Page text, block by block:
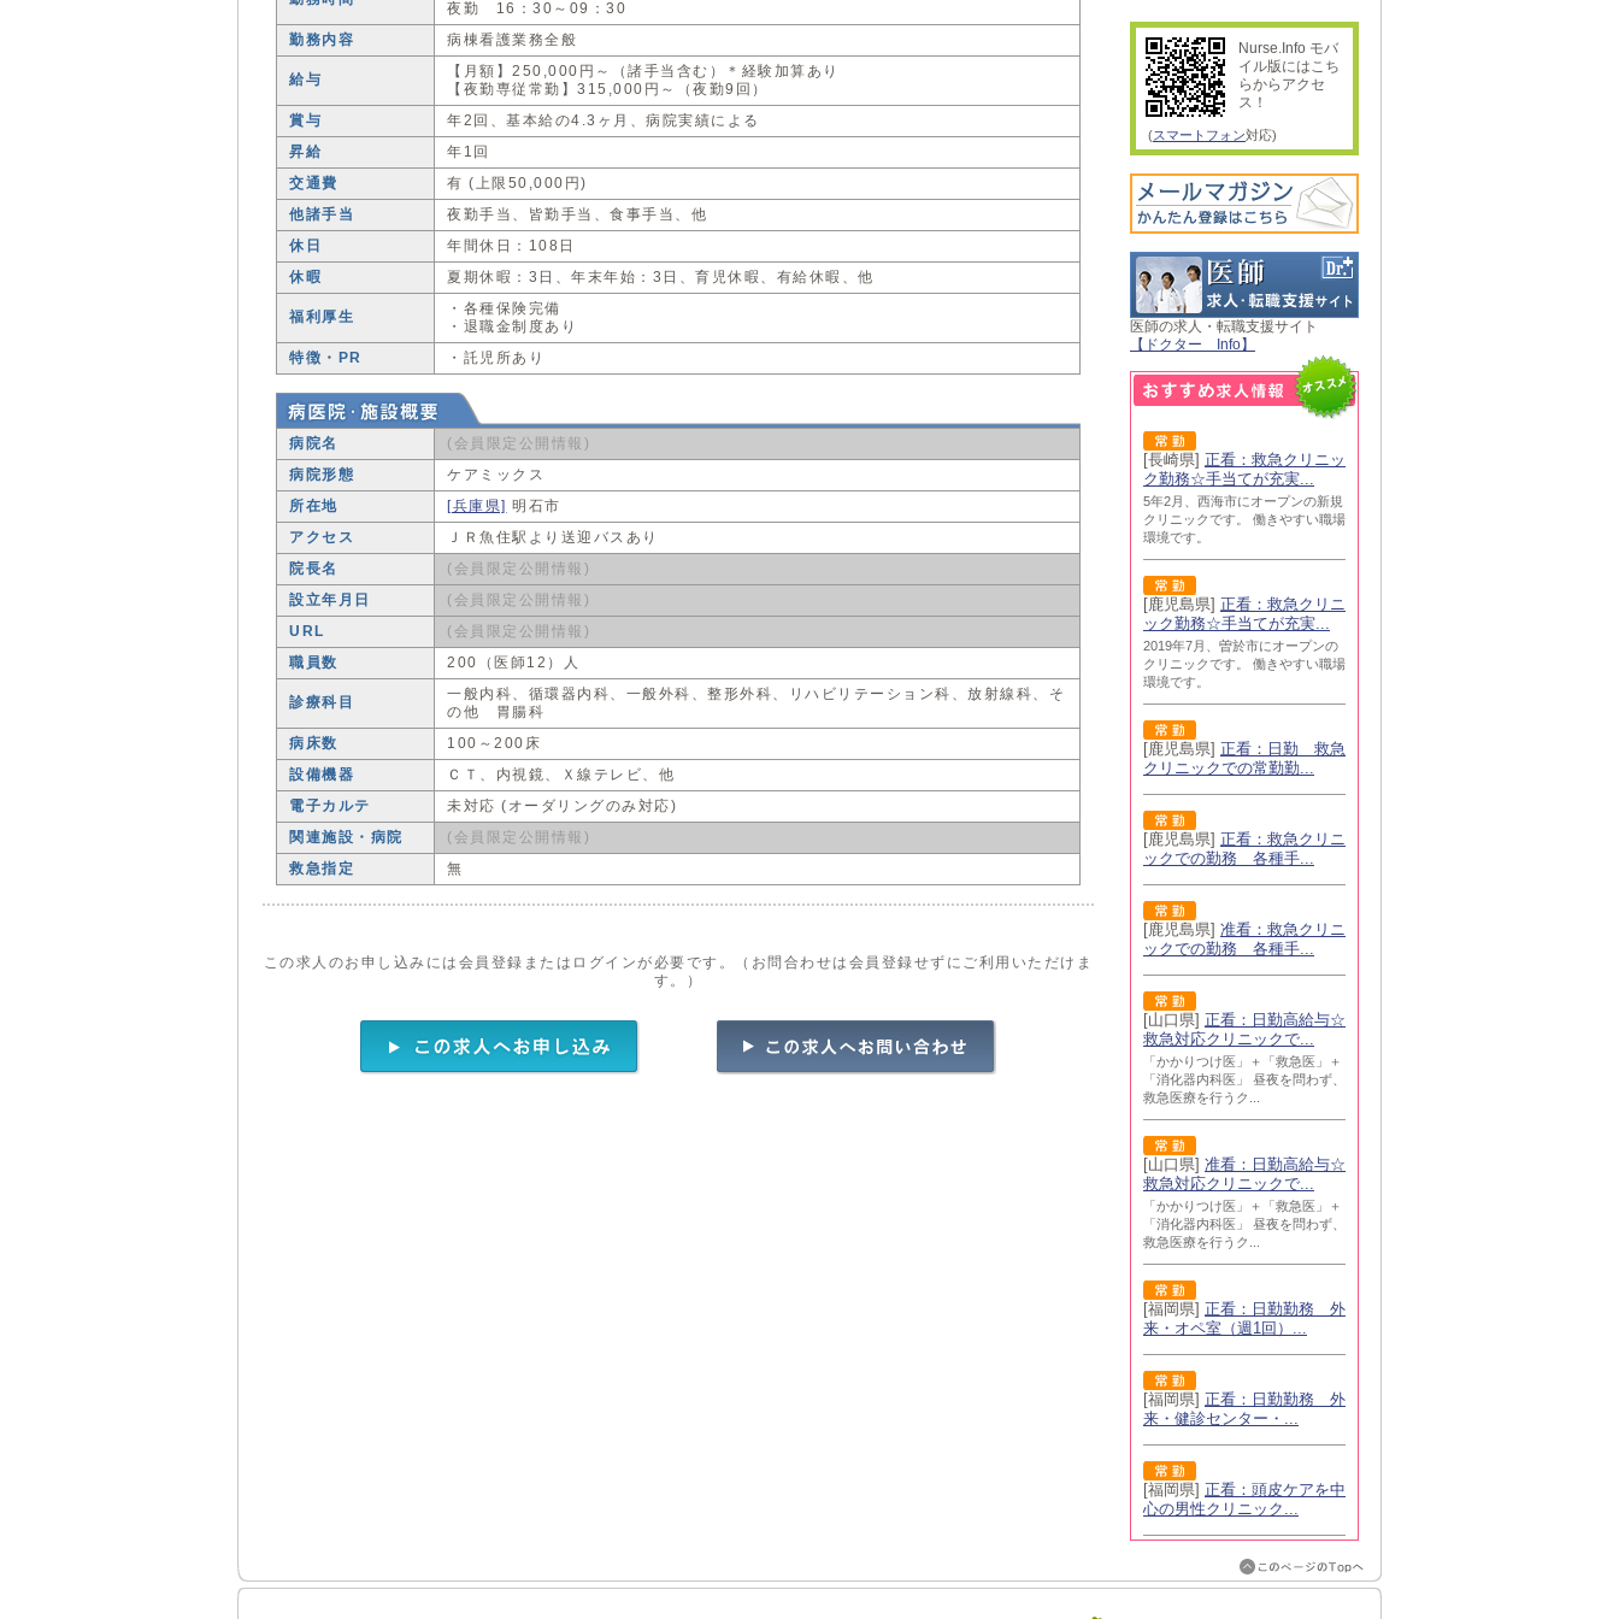
夜勤 16：30～09：30
勤務内容
病棟看護業務全般
給与
【月額】250,000円～（諸手当含む）＊経験加算あり
【夜勤専従常勤】315,000円～（夜勤9回）
賞与
年2回、基本給の4.3ヶ月、病院実績による
昇給
年1回
交通費
有 (上限50,000円)
他諸手当
夜勤手当、皆勤手当、食事手当、他
休日
年間休日：108日
休暇
夏期休暇：3日、年末年始：3日、育児休暇、有給休暇、他
福利厚生
・各種保険完備
・退職金制度あり
特徴・PR
・託児所あり
病院名
(会員限定公開情報)
病院形態
ケアミックス
所在地
[兵庫県] 明石市
アクセス
ＪＲ魚住駅より送迎バスあり
院長名
(会員限定公開情報)
設立年月日
(会員限定公開情報)
URL
(会員限定公開情報)
職員数
200（医師12）人
診療科目
一般内科、循環器内科、一般外科、整形外科、リハビリテーション科、放射線科、そ
の他 胃腸科
病床数
100～200床
設備機器
ＣＴ、内視鏡、Ｘ線テレビ、他
電子カルテ
未対応 (オーダリングのみ対応)
関連施設・病院
(会員限定公開情報)
救急指定
無
この求人のお申し込みには会員登録またはログインが必要です。（お問合わせは会員登録せずにご利用いただけま
す。）
Nurse.Info モバ
イル版にはこち
らからアクセ
ス！
(スマートフォン対応)
医師の求人・転職支援サイト
【ドクター Info】
[長崎県] 正看：救急クリニッ
ク勤務☆手当てが充実...
5年2月、西海市にオープンの新規
クリニックです。 働きやすい職場
環境です。
[鹿児島県] 正看：救急クリニ
ック勤務☆手当てが充実...
2019年7月、曽於市にオープンの
クリニックです。 働きやすい職場
環境です。
[鹿児島県] 正看：日勤 救急
クリニックでの常勤勤...
[鹿児島県] 正看：救急クリニ
ックでの勤務 各種手...
[鹿児島県] 准看：救急クリニ
ックでの勤務 各種手...
[山口県] 正看：日勤高給与☆
救急対応クリニックで...
「かかりつけ医」＋「救急医」＋
「消化器内科医」 昼夜を問わず、
救急医療を行うク...
[山口県] 准看：日勤高給与☆
救急対応クリニックで...
「かかりつけ医」＋「救急医」＋
「消化器内科医」 昼夜を問わず、
救急医療を行うク...
[福岡県] 正看：日勤勤務 外
来・オペ室（週1回）...
[福岡県] 正看：日勤勤務 外
来・健診センター・...
[福岡県] 正看：頭皮ケアを中
心の男性クリニック...